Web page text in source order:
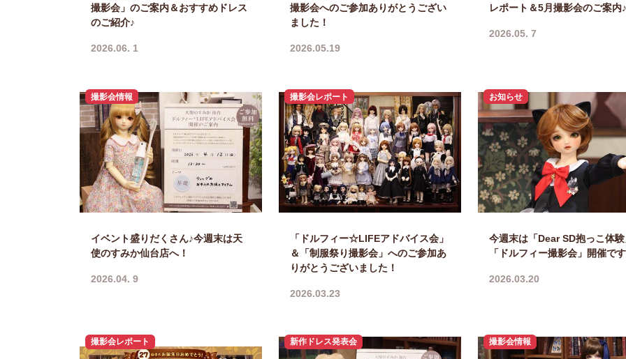
撮影会」のご案内＆おすすめドレス
のご紹介♪
2026.06. 1
撮影会へのご参加ありがとうござい
ました！
2026.05.19
レポート＆5月撮影会のご案内♪
2026.05. 7
撮影会情報
イベント盛りだくさん♪今週末は天
使のすみか仙台店へ！
2026.04. 9
撮影会レポート
「ドルフィー☆LIFEアドバイス会」
＆「制服祭り撮影会」へのご参加あ
りがとうございました！
2026.03.23
お知らせ
今週末は「Dear SD抱っこ体
「ドルフィー撮影会」開催で
2026.03.20
撮影会レポート 新作ドレス発表会 撮影会情報